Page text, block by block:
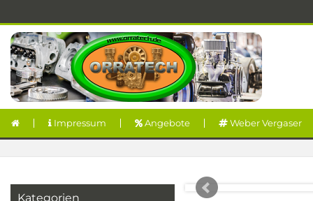
Impressum Angebote Weber Vergaser
Kategorien